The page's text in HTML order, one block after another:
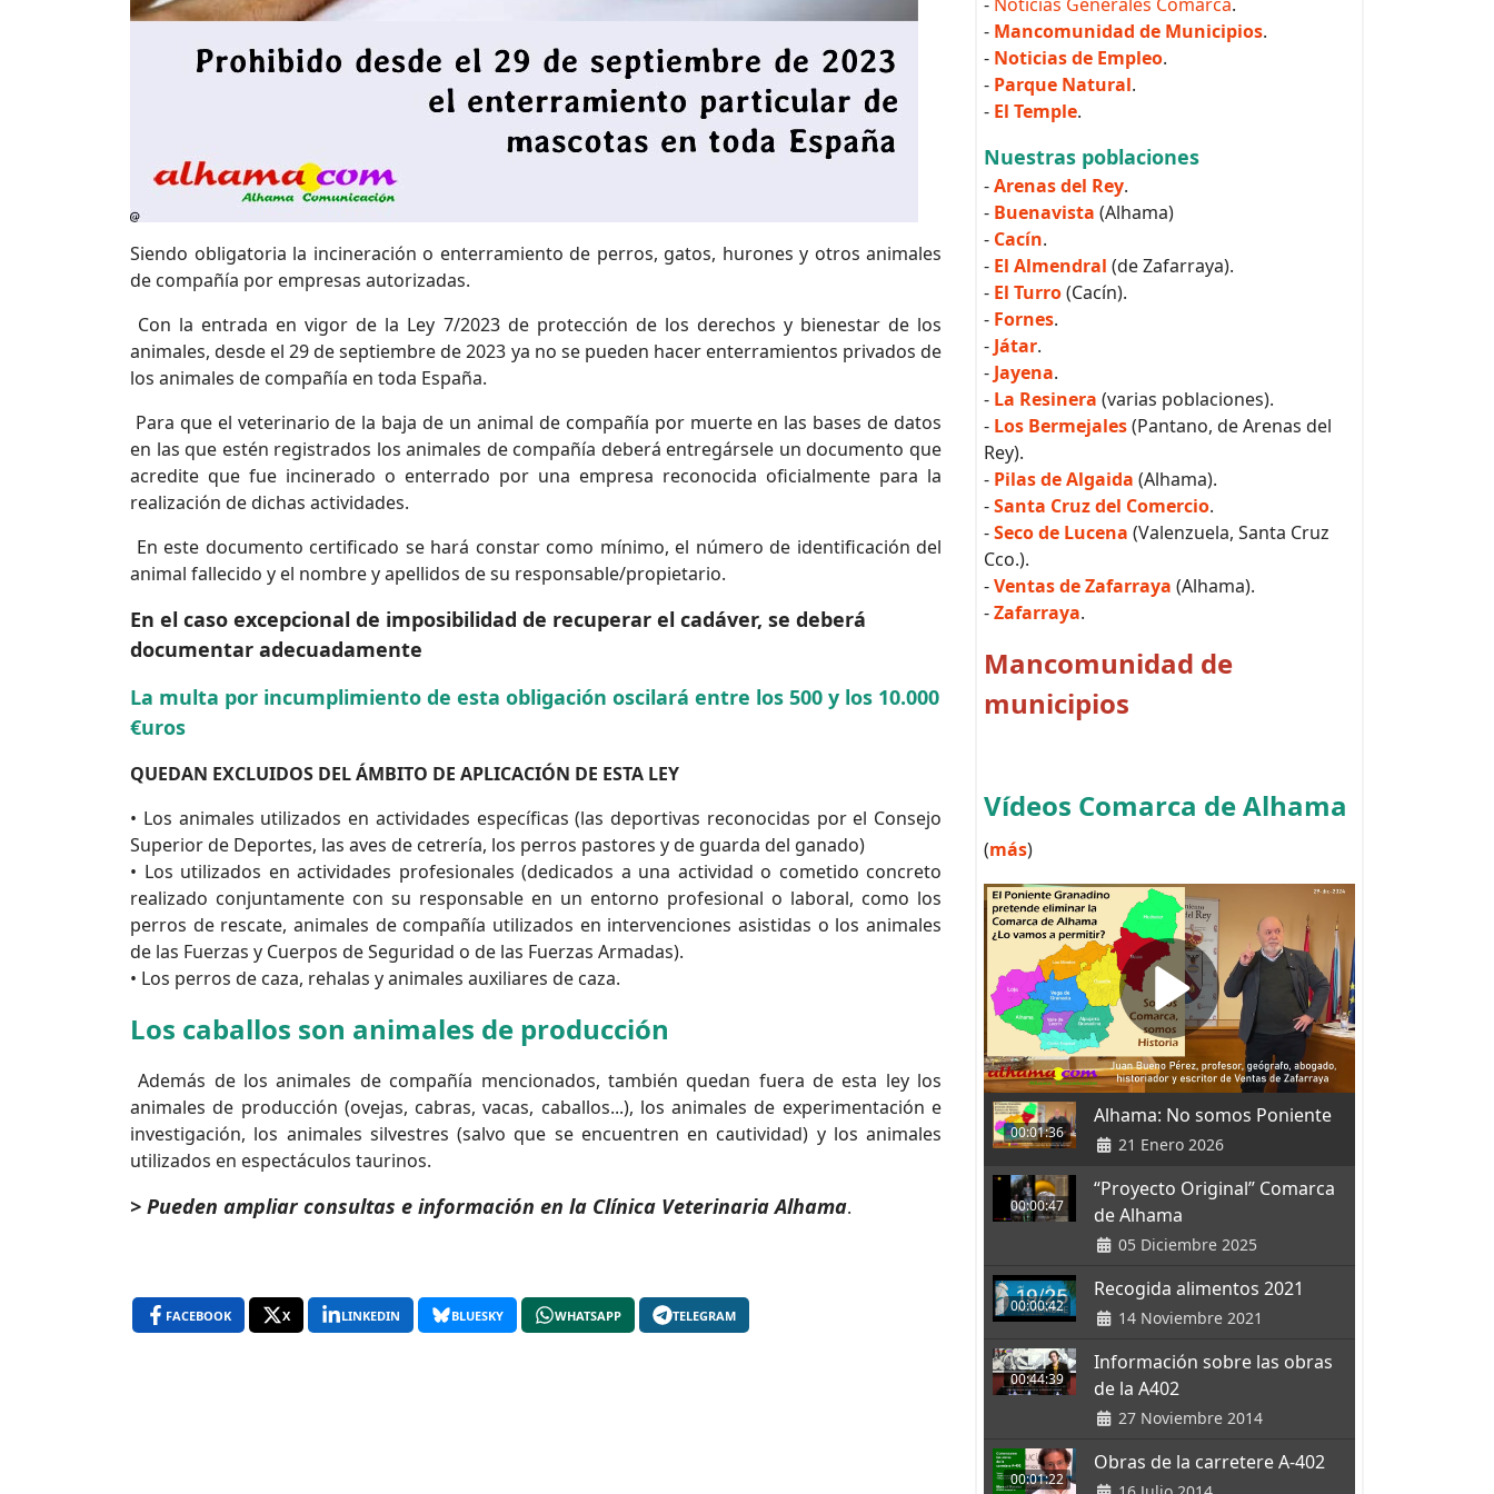
Siendo obligatoria la incineración o enterramiento de perros, gatos, hurones y otros animales
de compañía por empresas autorizadas.
Con la entrada en vigor de la Ley 7/2023 de protección de los derechos y bienestar de los
animales, desde el 29 de septiembre de 2023 ya no se pueden hacer enterramientos privados de
los animales de compañía en toda España.
Para que el veterinario de la baja de un animal de compañía por muerte en las bases de datos
en las que estén registrados los animales de compañía deberá entregársele un documento que
acredite que fue incinerado o enterrado por una empresa reconocida oficialmente para la
realización de dichas actividades.
En este documento certificado se hará constar como mínimo, el número de identificación del
animal fallecido y el nombre y apellidos de su responsable/propietario.
En el caso excepcional de imposibilidad de recuperar el cadáver, se deberá
documentar adecuadamente
La multa por incumplimiento de esta obligación oscilará entre los 500 y los 10.000
€uros
QUEDAN EXCLUIDOS DEL ÁMBITO DE APLICACIÓN DE ESTA LEY
• Los animales utilizados en actividades específicas (las deportivas reconocidas por el Consejo
Superior de Deportes, las aves de cetrería, los perros pastores y de guarda del ganado)
• Los utilizados en actividades profesionales (dedicados a una actividad o cometido concreto
realizado conjuntamente con su responsable en un entorno profesional o laboral, como los
perros de rescate, animales de compañía utilizados en intervenciones asistidas o los animales
de las Fuerzas y Cuerpos de Seguridad o de las Fuerzas Armadas).
• Los perros de caza, rehalas y animales auxiliares de caza.
Los caballos son animales de producción
Además de los animales de compañía mencionados, también quedan fuera de esta ley los
animales de producción (ovejas, cabras, vacas, caballos...), los animales de experimentación e
investigación, los animales silvestres (salvo que se encuentren en cautividad) y los animales
utilizados en espectáculos taurinos.
> Pueden ampliar consultas e información en la Clínica Veterinaria Alhama.
FACEBOOK X LINKEDIN BLUESKY WHATSAPP TELEGRAM
- Mancomunidad de Municipios.
- Noticias de Empleo.
- Parque Natural.
- El Temple.
Nuestras poblaciones
-Arenas del Rey.
- Buenavista (Alhama)
- Cacín.
- El Almendral (de Zafarraya).
- El Turro(Cacín).
- Fornes.
- Játar.
- Jayena.
- La Resinera (varias poblaciones).
- Los Bermejales(Pantano, de Arenas del
Rey).
- Pilas de Algaida (Alhama).
-Santa Cruz del Comercio.
-Seco de Lucena (Valenzuela, Santa Cruz
Cco.).
-Ventas de Zafarraya (Alhama).
-Zafarraya.
Mancomunidad de
municipios
Vídeos Comarca de Alhama
(más)
00:01:36
Alhama: No somos Poniente
21 Enero 2026
00:00:47
“Proyecto Original” Comarca
de Alhama
05 Diciembre 2025
00:00:42
Recogida alimentos 2021
14 Noviembre 2021
00:44:39
Información sobre las obras
de la A402
27 Noviembre 2014
00:01:22
Obras de la carretere A-402